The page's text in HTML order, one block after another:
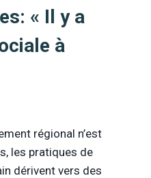
»
« Il y a
à
régional n’est
les pratiques de
dérivent vers des